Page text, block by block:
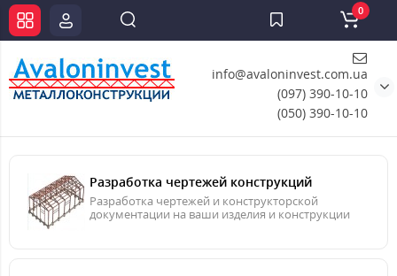
info@avaloninvest.com.ua
(097) 390-10-10
(050) 390-10-10
0
Разработка чертежей конструкций
Разработка чертежей и конструкторской
документации на ваши изделия и конструкции